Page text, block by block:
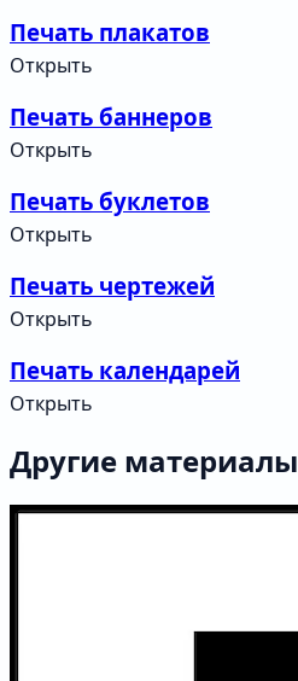
Печать плакатов
Открыть
Печать баннеров
Открыть
Печать буклетов
Открыть
Печать чертежей
Открыть
Печать календарей
Открыть
Другие материалы